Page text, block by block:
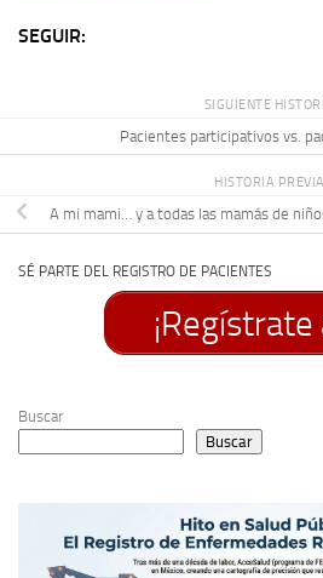
SEGUIR:
SIGUIENTE
Pacientes participativos vs.
HISTORIA PREVIA
A mi mami… y a todas las mamás de
SÉ PARTE DEL REGISTRO DE PACIENTES
¡Regístrate
Buscar
Buscar